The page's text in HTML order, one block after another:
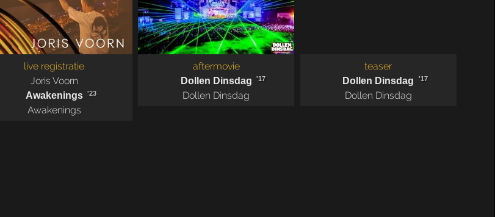
live registratie
Joris Voorn
Awakenings '23
Awakenings
aftermovie
Dollen Dinsdag '17
Dollen Dinsdag
teaser
Dollen Dinsdag '17
Dollen Dinsdag